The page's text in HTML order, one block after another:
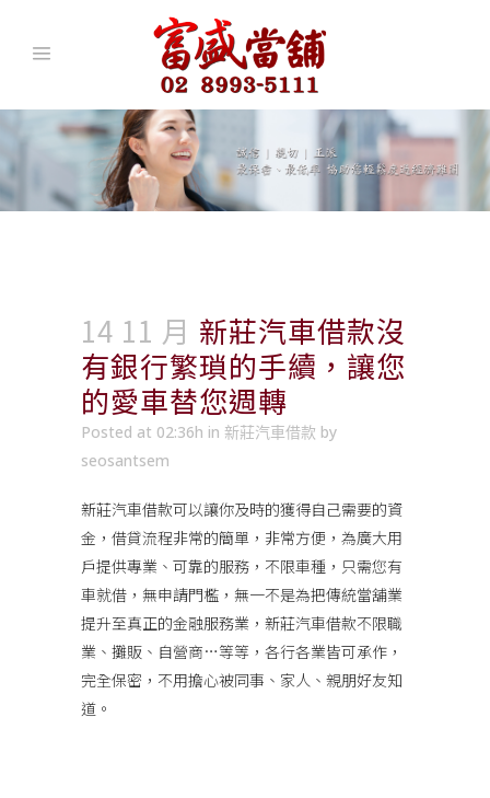
14 11 月 新莊汽車借款沒
有銀行繁瑣的手續，讓您
的愛車替您週轉
Posted at 02:36h in 新莊汽車借款 by
seosantsem
新莊汽車借款可以讓你及時的獲得自己需要的資
金，借貸流程非常的簡單，非常方便，為廣大用
戶提供專業、可靠的服務，不限車種，只需您有
車就借，無申請門檻，無一不是為把傳統當舖業
提升至真正的金融服務業，新莊汽車借款不限職
業、攤販、自營商…等等，各行各業皆可承作，
完全保密，不用擔心被同事、家人、親朋好友知
道。